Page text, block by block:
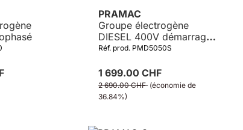
PRAMAC
Groupe électrogène
DIESEL 400V démarrage
électrique
Réf. prod. PMD5050S
1 699.00 CHF
2 690.00 CHF (économie de
36.84%)